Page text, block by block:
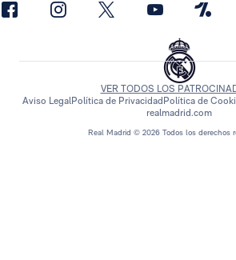
Real Madrid © 2026 Todos los derechos
VER TODOS LOS
Aviso LegalPolítica de Privacidad Política de
realmadrid.com